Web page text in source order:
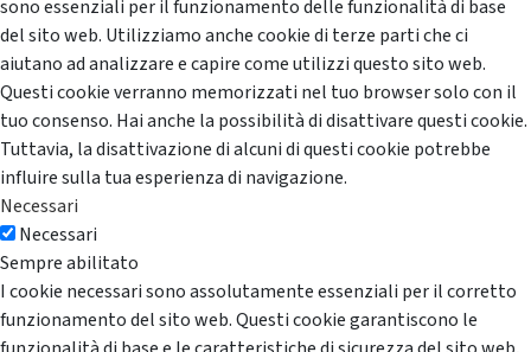
sono essenziali per il funzionamento delle funzionalità di base
del sito web. Utilizziamo anche cookie di terze parti che ci
aiutano ad analizzare e capire come utilizzi questo sito web.
Questi cookie verranno memorizzati nel tuo browser solo con il
tuo consenso. Hai anche la possibilità di disattivare questi cookie.
Tuttavia, la disattivazione di alcuni di questi cookie potrebbe
influire sulla tua esperienza di navigazione.
Necessari
Necessari
Sempre abilitato
I cookie necessari sono assolutamente essenziali per il corretto
funzionamento del sito web. Questi cookie garantiscono le